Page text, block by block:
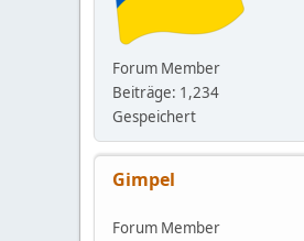
Forum Member
Beiträge: 1,234
Gespeichert
Gimpel
Forum Member